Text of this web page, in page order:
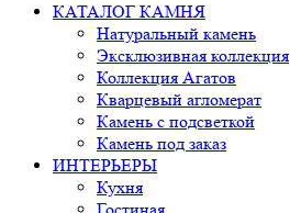
КАТАЛОГ КАМНЯ
Натуральный камень
Эксклюзивная коллекция
Коллекция Агатов
Кварцевый агломерат
Камень с подсветкой
Камень под заказ
ИНТЕРЬЕРЫ
Кухня